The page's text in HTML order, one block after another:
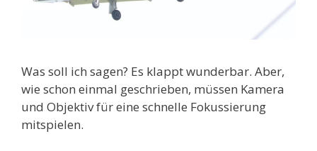
Was soll ich sagen? Es klappt wunderbar. Aber,
wie schon einmal geschrieben, müssen Kamera
und Objektiv für eine schnelle Fokussierung
mitspielen.